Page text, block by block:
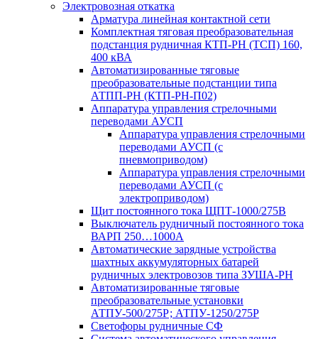
Электровозная откатка
Арматура линейная контактной сети
Комплектная тяговая преобразовательная
подстанция рудничная КТП-РН (ТСП) 160,
400 кВА
Автоматизированные тяговые
преобразовательные подстанции типа
АТПП-РН (КТП-РН-П02)
Аппаратура управления стрелочными
переводами АУСП
Аппаратура управления стрелочными
переводами АУСП (с
пневмоприводом)
Аппаратура управления стрелочными
переводами АУСП (с
электроприводом)
Щит постоянного тока ЩПТ-1000/275В
Выключатель рудничный постоянного тока
ВАРП 250…1000А
Автоматические зарядные устройства
шахтных аккумуляторных батарей
рудничных электровозов типа ЗУША-РН
Автоматизированные тяговые
преобразовательные установки
АТПУ-500/275Р; АТПУ-1250/275Р
Светофоры рудничные СФ